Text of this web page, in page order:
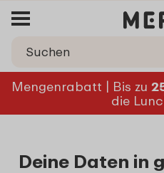
Mengenrabatt | Bis zu
die
Deine Daten in